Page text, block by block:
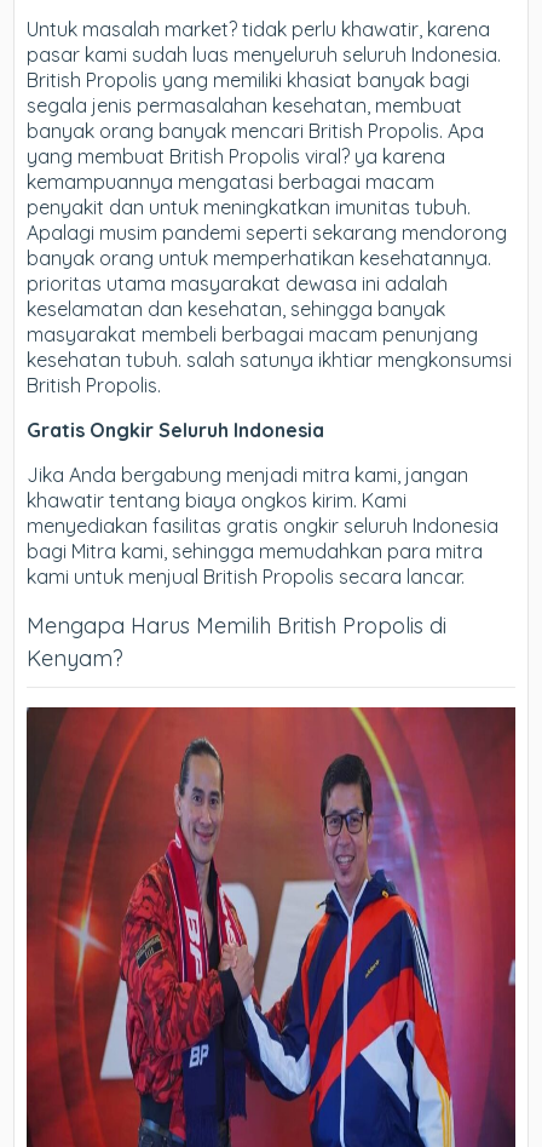
Untuk masalah market? tidak perlu khawatir, karena
pasar kami sudah luas menyeluruh seluruh Indonesia.
British Propolis yang memiliki khasiat banyak bagi
segala jenis permasalahan kesehatan, membuat
banyak orang banyak mencari British Propolis. Apa
yang membuat British Propolis viral? ya karena
kemampuannya mengatasi berbagai macam
penyakit dan untuk meningkatkan imunitas tubuh.
Apalagi musim pandemi seperti sekarang mendorong
banyak orang untuk memperhatikan kesehatannya.
prioritas utama masyarakat dewasa ini adalah
keselamatan dan kesehatan, sehingga banyak
masyarakat membeli berbagai macam penunjang
kesehatan tubuh. salah satunya ikhtiar mengkonsumsi
British Propolis.
Gratis Ongkir Seluruh Indonesia
Jika Anda bergabung menjadi mitra kami, jangan
khawatir tentang biaya ongkos kirim. Kami
menyediakan fasilitas gratis ongkir seluruh Indonesia
bagi Mitra kami, sehingga memudahkan para mitra
kami untuk menjual British Propolis secara lancar.
Mengapa Harus Memilih British Propolis di
Kenyam?